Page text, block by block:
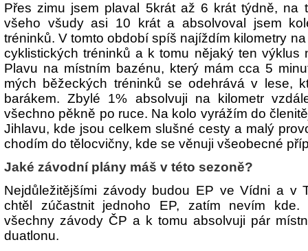
Přes zimu jsem plaval 5krát až 6 krát týdně, na
všeho všudy asi 10 krát a absolvoval jsem
tréninků. V tomto období spíš najíždím kilometry
cyklistických tréninků a k tomu nějaký ten výklus
Plavu na místním bazénu, který mám cca 5
mých běžeckých tréninků se odehrává v lese,
barákem. Zbylé 1% absolvuji na kilometr
všechno pěkně po ruce. Na kolo vyrážím do
Jihlavu, kde jsou celkem slušné cesty a malý
chodím do tělocvičny, kde se věnuji všeobecné
Jaké závodní plány máš v této sezoně?
Nejdůležitějšími závody budou EP ve Vídni a v
chtěl zúčastnit jednoho EP, zatím nevím
všechny závody ČP a k tomu absolvuji pár
duatlonu.